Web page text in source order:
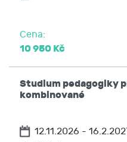
Cena:
10 950 Kč
Studium pedagogiky
kombinované
12.11.2026 -